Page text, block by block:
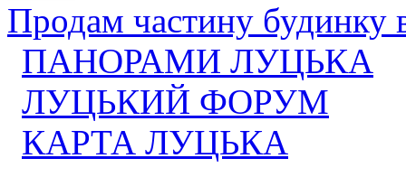
Продам частину будинку
ПАНОРАМИ ЛУЦЬКА
ЛУЦЬКИЙ ФОРУМ
КАРТА ЛУЦЬКА